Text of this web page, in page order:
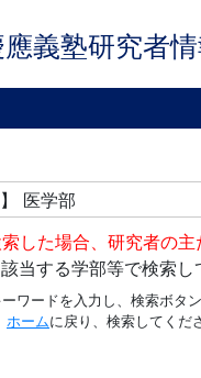
應義塾研究者
医学部
した場合、研究者の
当する学部等で検索し
ワードを入力し、検索ボタ
ホームに戻り、検索してくだ